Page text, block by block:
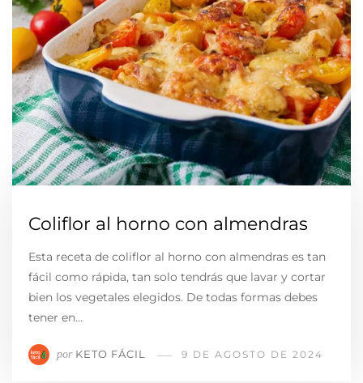
Coliflor al horno con almendras
Esta receta de coliflor al horno con almendras es tan
fácil como rápida, tan solo tendrás que lavar y cortar
bien los vegetales elegidos. De todas formas debes
tener en…
por KETO FÁCIL 9 DE AGOSTO DE 2024